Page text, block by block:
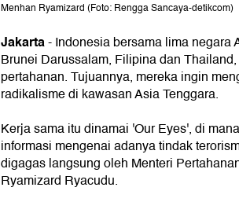
Menhan Ryamizard (Foto: Rengga Sancaya-detikcom)
Jakarta-Indonesia bersama lima negara
Brunei Darussalam, Filipina dan
pertahanan. Tujuannya, mereka ingin
radikalisme di kawasan Asia Tenggara.
Kerja sama itu dinamai 'Our Eyes', di
informasi mengenai adanya tindak
digagas langsung oleh Menteri
Ryamizard Ryacudu.